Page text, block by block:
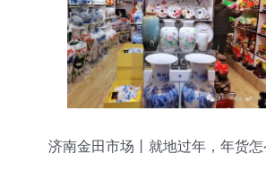
济南金田市场丨就地过年，年货